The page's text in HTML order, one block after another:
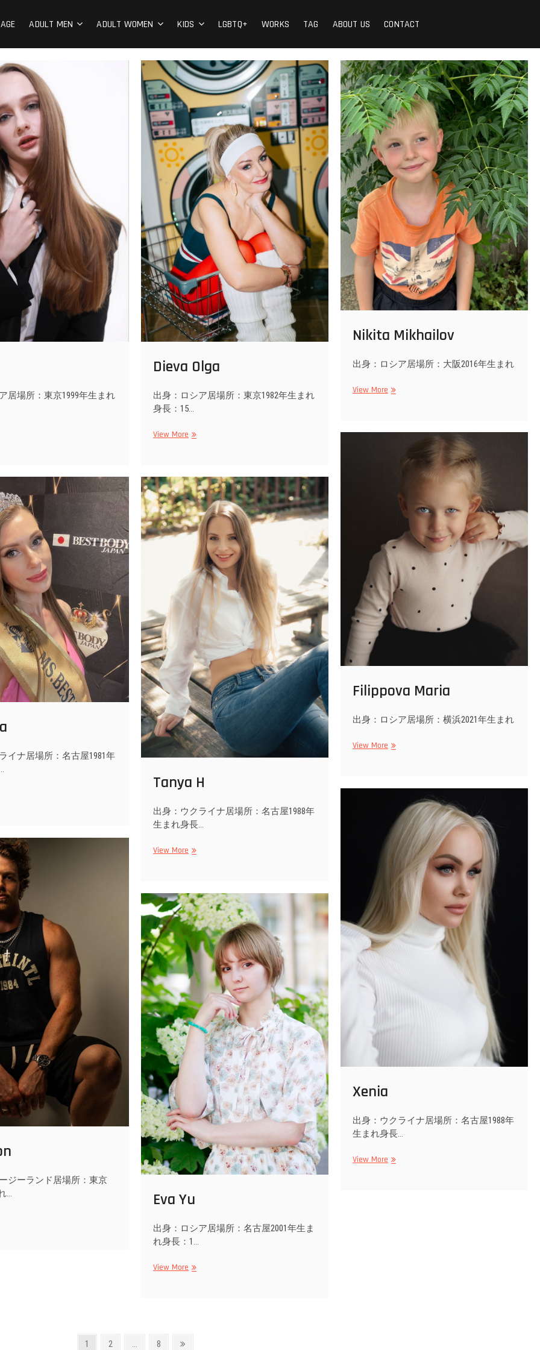
| AnnyKate Models
ADULT MEN ADULT WOMEN KIDS LGBTQ+ WORKS TAG ABOUT US CONTACT
居場所：東京1999年生まれ
Dieva Olga
出身：ロシア居場所：東京1982年生まれ
身長：15…
View More Dieva
Nikita Mikhailov
出身：ロシア居場所：大阪2016年生まれ
View More Nikita
Filippova Maria
出身：ロシア居場所：横浜2021年生まれ
View More Filippova
イナ居場所：名古屋1981年
Tanya H
出身：ウクライナ居場所：名古屋1988年
生まれ身長…
View More Tanya
Xenia
出身：ウクライナ居場所：名古屋1988年
生まれ身長…
View More Xenia
ジーランド居場所：東京
…
Eva Yu
出身：ロシア居場所：名古屋2001年生ま
れ身長：1…
View More Eva
Page
1 Page
2 … Page
8 Next